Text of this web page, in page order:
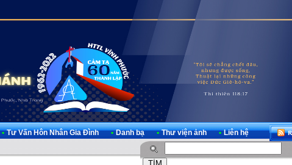
• Tư Vấn Hôn Nhân Gia Đình • Danh bạ • Thư viện ảnh • Liên hệ